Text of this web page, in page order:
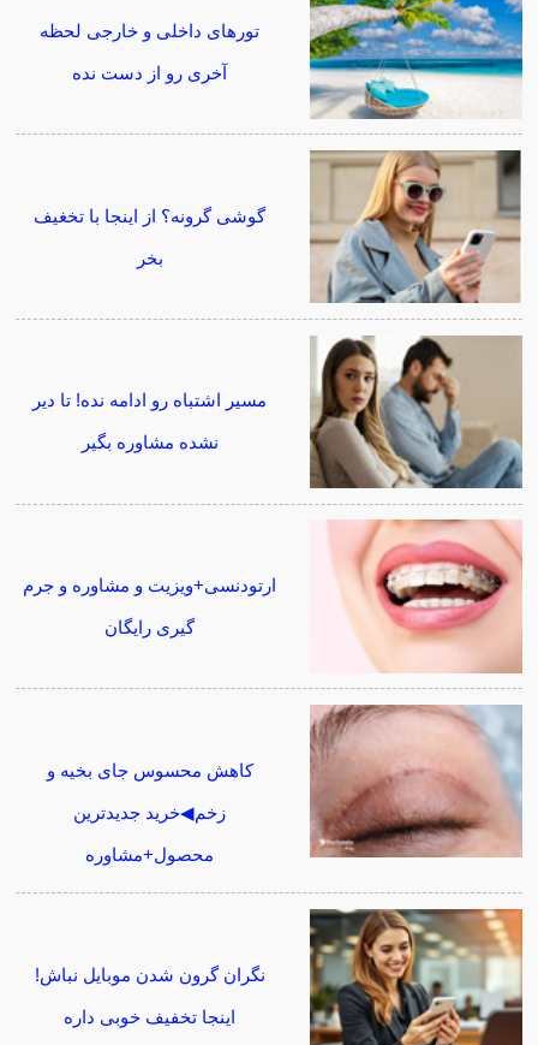
تورهای داخلی و خارجی لحظه
آخری رو از دست نده
گوشی گرونه؟ از اینجا با تخغیف
بخر
مسیر اشتباه رو ادامه نده! تا دیر
نشده مشاوره بگیر
ارتودنسی+ویزیت و مشاوره و جرم
گیری رایگان
کاهش محسوس جای بخیه و
زخم◀خرید جدیدترین
محصول+مشاوره
نگران گرون شدن موبایل نباش!
اینجا تخفیف خوبی داره